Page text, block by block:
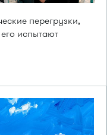
перегрузки,
испытают